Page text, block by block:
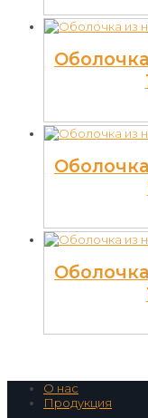
О нас
Продукция